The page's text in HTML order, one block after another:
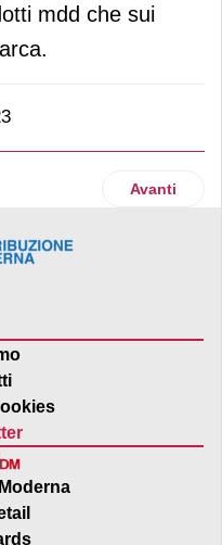
mdd che sui
Sud con Komen Italia:
Articolo
Avanti